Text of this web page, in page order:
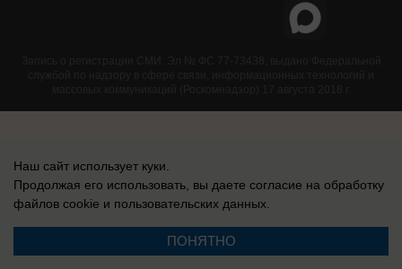
Запись о регистрации СМИ: Эл № ФС 77-73438, выдано Федеральной
службой по надзору в сфере связи, информационных технологий и
массовых коммуникаций (Роскомнадзор) 17 августа 2018 г.
Наш сайт использует куки.
Продолжая его использовать, вы даете согласие на обработку
файлов cookie и пользовательских данных.
ПОНЯТНО